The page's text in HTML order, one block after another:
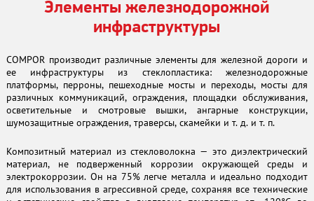
Элементы железнодорожной
инфраструктуры
COMPOR производит различные элементы для железной дороги и
ее инфраструктуры из стеклопластика: железнодорожные
платформы, перроны, пешеходные мосты и переходы, мосты для
различных коммуникаций, ограждения, площадки обслуживания,
осветительные и смотровые вышки, ангарные конструкции,
шумозащитные ограждения, траверсы, скамейки и т. д. и т. п.
Композитный материал из стекловолокна — это диэлектрический
материал, не подверженный коррозии окружающей среды и
электрокоррозии. Он на 75% легче металла и идеально подходит
для использования в агрессивной среде, сохраняя все технические